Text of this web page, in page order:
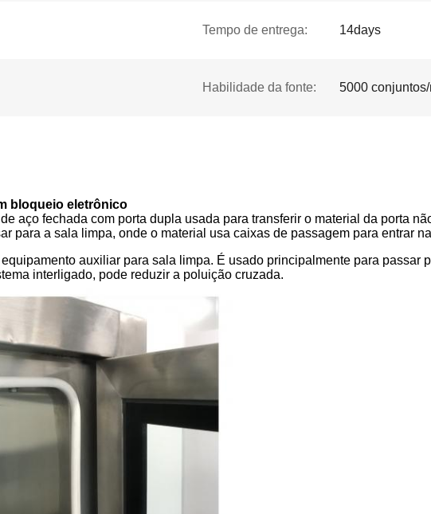
Tempo de entrega: 14days
Habilidade da fonte: 5000
bloqueio eletrônico
aço fechada com porta dupla usada para transferir o material da porta
para a sala limpa, onde o material usa caixas de passagem para entrar
auxiliar para sala limpa. É usado principalmente para passar
interligado, pode reduzir a poluição cruzada.